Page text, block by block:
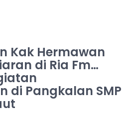
Kak Hermawan
di Ria Fm…
di Pangkalan SMP